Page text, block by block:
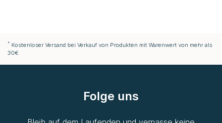
* Kostenloser Versand bei Verkauf von Produkten mit Warenwert von mehr als
30€
Folge uns